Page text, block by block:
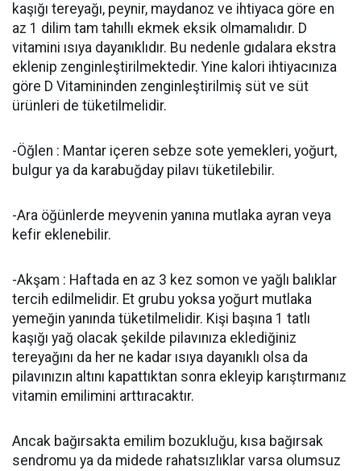
kaşığı tereyağı, peynir, maydanoz ve ihtiyaca göre en
az 1 dilim tam tahıllı ekmek eksik olmamalıdır. D
vitamini ısıya dayanıklıdır. Bu nedenle gıdalara ekstra
eklenip zenginleştirilmektedir. Yine kalori ihtiyacınıza
göre D Vitamininden zenginleştirilmiş süt ve süt
ürünleri de tüketilmelidir.
-Öğlen : Mantar içeren sebze sote yemekleri, yoğurt,
bulgur ya da karabuğday pilavı tüketilebilir.
-Ara öğünlerde meyvenin yanına mutlaka ayran veya
kefir eklenebilir.
-Akşam : Haftada en az 3 kez somon ve yağlı balıklar
tercih edilmelidir. Et grubu yoksa yoğurt mutlaka
yemeğin yanında tüketilmelidir. Kişi başına 1 tatlı
kaşığı yağ olacak şekilde pilavınıza eklediğiniz
tereyağını da her ne kadar ısıya dayanıklı olsa da
pilavınızın altını kapattıktan sonra ekleyip karıştırmanız
vitamin emilimini arttıracaktır.
Ancak bağırsakta emilim bozukluğu, kısa bağırsak
sendromu ya da midede rahatsızlıklar varsa olumsuz